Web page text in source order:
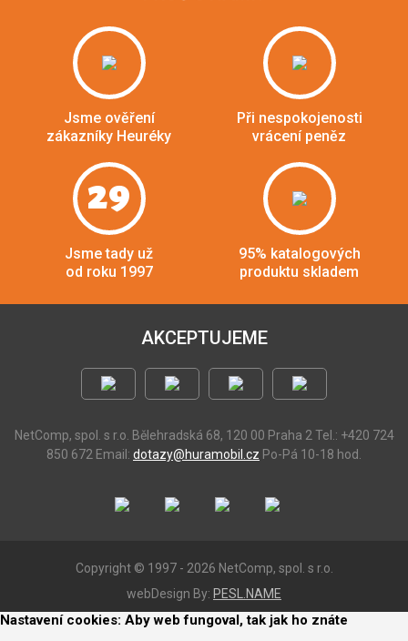
Jsme ověření
zákazníky Heuréky
Při nespokojenosti
vrácení peněz
29
Jsme tady už
od roku 1997
95% katalogových
produktu skladem
AKCEPTUJEME
NetComp, spol. s r.o. Bělehradská 68, 120 00 Praha 2 Tel.: +420 724
850 672 Email: dotazy@huramobil.cz Po-Pá 10-18 hod.
Copyright © 1997 - 2026 NetComp, spol. s r.o.
webDesign By: PESL.NAME
Nastavení cookies: Aby web fungoval, tak jak ho znáte